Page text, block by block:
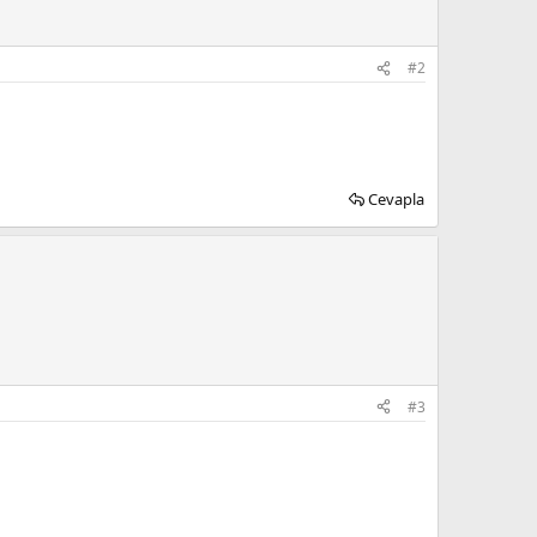
#2
Cevapla
#3